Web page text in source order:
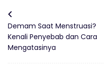
Demam Saat Menstruasi?
Kenali Penyebab dan Cara
Mengatasinya